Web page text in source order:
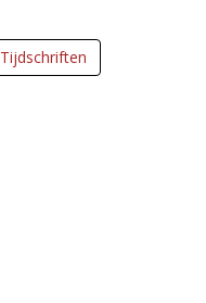
Tijdschriften